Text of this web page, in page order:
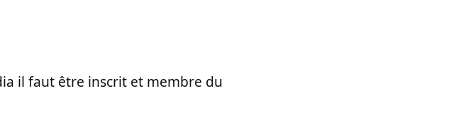
il faut être inscrit et membre du